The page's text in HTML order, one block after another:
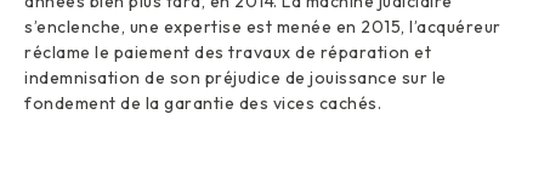
s’enclenche, une expertise est menée en 2015, l’acquéreur
réclame le paiement des travaux de réparation et
indemnisation de son préjudice de jouissance sur le
fondement de la garantie des vices cachés.